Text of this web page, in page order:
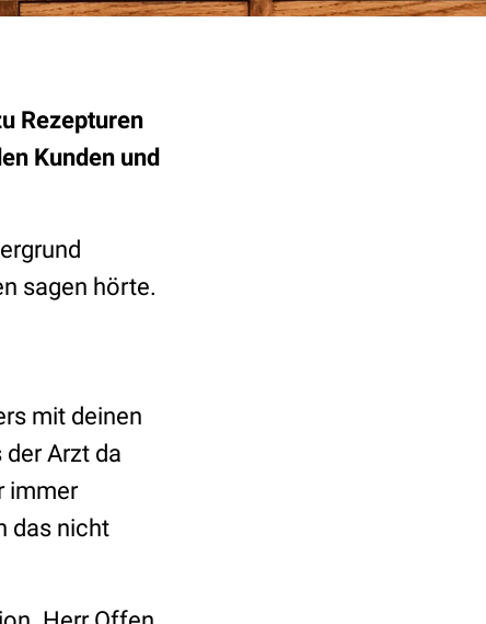
Rezepturen
Kunden und
sagen hörte.
mit deinen
Arzt da
immer
das nicht